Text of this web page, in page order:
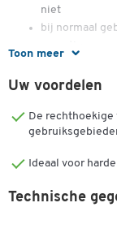
Toon meer
niet
bij normaal
geschikt voor
kleur:
Uw voordelen
De rechthoekige
Ideaal voor
Technische